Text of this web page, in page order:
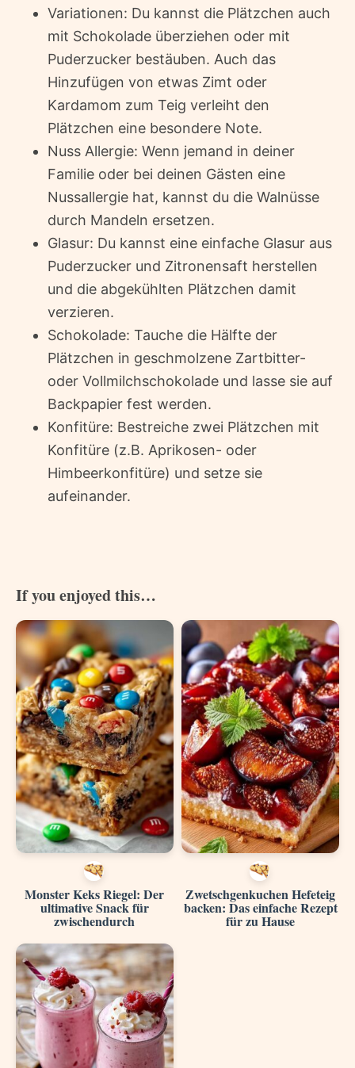
Variationen: Du kannst die Plätzchen auch
mit Schokolade überziehen oder mit
Puderzucker bestäuben. Auch das
Hinzufügen von etwas Zimt oder
Kardamom zum Teig verleiht den
Plätzchen eine besondere Note.
Nuss Allergie: Wenn jemand in deiner
Familie oder bei deinen Gästen eine
Nussallergie hat, kannst du die Walnüsse
durch Mandeln ersetzen.
Glasur: Du kannst eine einfache Glasur aus
Puderzucker und Zitronensaft herstellen
und die abgekühlten Plätzchen damit
verzieren.
Schokolade: Tauche die Hälfte der
Plätzchen in geschmolzene Zartbitter-
oder Vollmilchschokolade und lasse sie auf
Backpapier fest werden.
Konfitüre: Bestreiche zwei Plätzchen mit
Konfitüre (z.B. Aprikosen- oder
Himbeerkonfitüre) und setze sie
aufeinander.
If you enjoyed this…
Monster Keks Riegel: Der
ultimative Snack für
zwischendurch
Zwetschgenkuchen Hefeteig
backen: Das einfache Rezept
für zu Hause